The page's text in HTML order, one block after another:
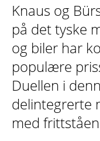
Knaus og
på det tyske
og biler har
populære
Duellen i
delintegrerte
med